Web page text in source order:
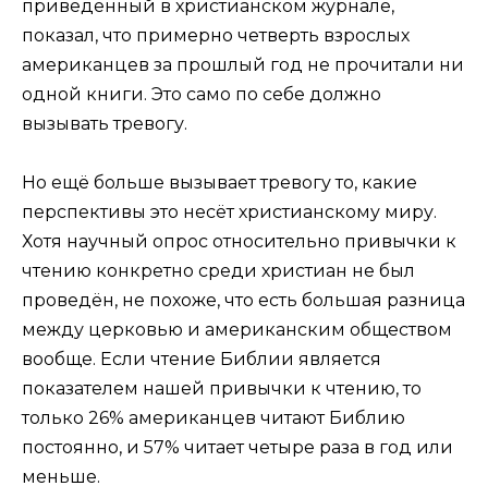
приведенный в христианском журнале,
показал, что примерно четверть взрослых
американцев за прошлый год не прочитали ни
одной книги. Это само по себе должно
вызывать тревогу.
Но ещё больше вызывает тревогу то, какие
перспективы это несёт христианскому миру.
Хотя научный опрос относительно привычки к
чтению конкретно среди христиан не был
проведён, не похоже, что есть большая разница
между церковью и американским обществом
вообще. Если чтение Библии является
показателем нашей привычки к чтению, то
только 26% американцев читают Библию
постоянно, и 57% читает четыре раза в год или
меньше.